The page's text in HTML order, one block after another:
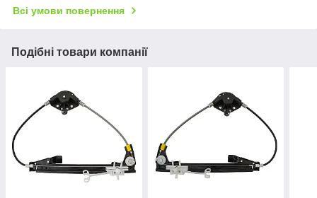
Всі умови повернення
Подібні товари компанії